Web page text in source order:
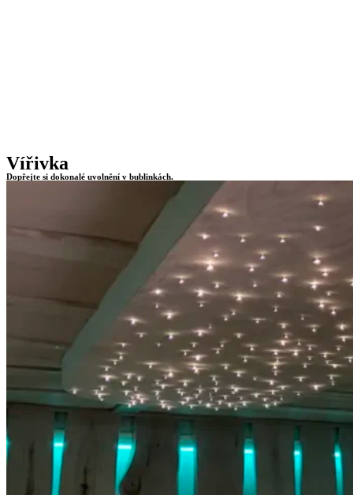
Vířivka
Dopřejte si dokonalé uvolnění v bublinkách.